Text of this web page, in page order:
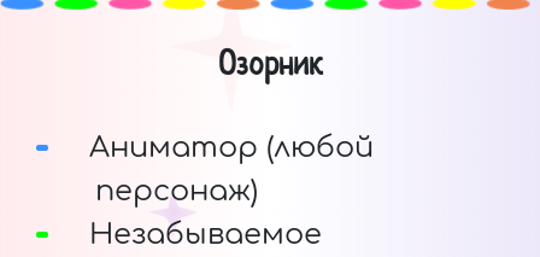
Озорник
Аниматор (любой
персонаж)
Незабываемое